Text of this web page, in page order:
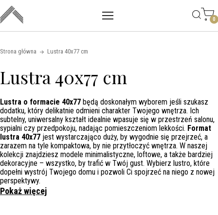
Skip to content
Main mobile navigation
0
Strona główna Lustra 40x77 cm
Lustra 40x77 cm
Lustra o formacie 40x77 będą doskonałym wyborem jeśli szukasz
dodatku, który delikatnie odmieni charakter Twojego wnętrza. Ich
subtelny, uniwersalny kształt idealnie wpasuje się w przestrzeń salonu,
sypialni czy przedpokoju, nadając pomieszczeniom lekkości. Format
lustra 40x77 jest wystarczająco duży, by wygodnie się przejrzeć, a
zarazem na tyle kompaktowa, by nie przytłoczyć wnętrza. W naszej
kolekcji znajdziesz modele minimalistyczne, loftowe, a także bardziej
dekoracyjne – wszystko, by trafić w Twój gust. Wybierz lustro, które
dopełni wystrój Twojego domu i pozwoli Ci spojrzeć na niego z nowej
perspektywy.
Pokaż więcej